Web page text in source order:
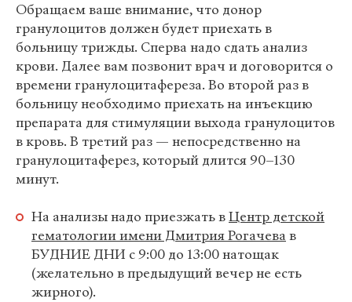
Обращаем ваше внимание, что донор
гранулоцитов должен будет приехать в
больницу трижды. Сперва надо сдать анализ
крови. Далее вам позвонит врач и договорится о
времени гранулоцитафереза. Во второй раз в
больницу необходимо приехать на инъекцию
препарата для стимуляции выхода гранулоцитов
в кровь. В третий раз — непосредственно на
гранулоцитаферез, который длится 90–130
минут.
На анализы надо приезжать вЦентр детской
гематологии имени Дмитрия Рогачева в
БУДНИЕ ДНИ с 9:00 до 13:00 натощак
(желательно в предыдущий вечер не есть
жирного).